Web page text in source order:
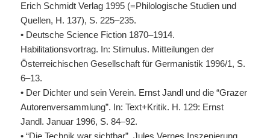
Erich Schmidt Verlag 1995 (=Philologische Studien und
Quellen, H. 137), S. 225–235.
• Deutsche Science Fiction 1870–1914.
Habilitationsvortrag. In: Stimulus. Mitteilungen der
Österreichischen Gesellschaft für Germanistik 1996/1, S.
6–13.
• Der Dichter und sein Verein. Ernst Jandl und die “Grazer
Autorenversammlung”. In: Text+Kritik. H. 129: Ernst
Jandl. Januar 1996, S. 84–92.
• “Die Technik war sichtbar”. Jules Vernes Inszenierung